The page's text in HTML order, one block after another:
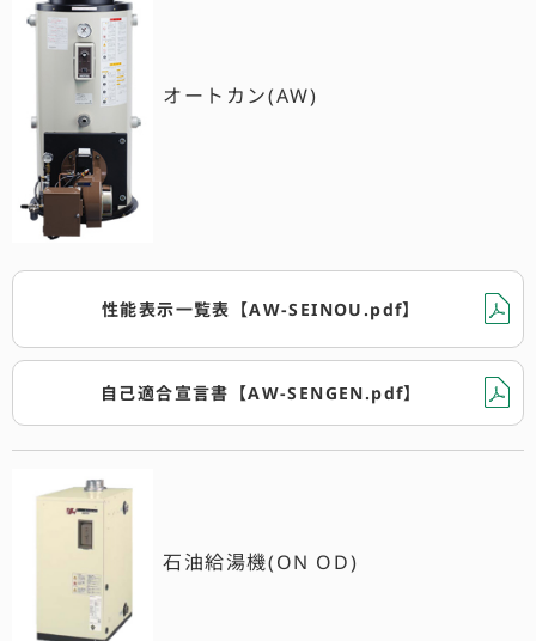
オートカン(AW)
性能表示一覧表【AW-SEINOU.pdf】
自己適合宣言書【AW-SENGEN.pdf】
石油給湯機(ON OD)